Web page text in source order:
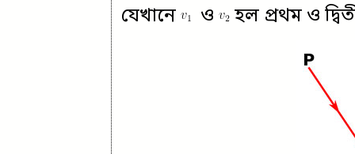
যেখানে ও হল প্রথম ও